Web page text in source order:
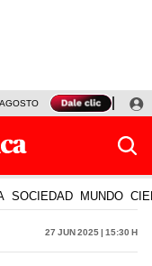
TINKA RESULTADOS
SOCIEDAD MUNDO
27 Jun 2025 | 15:30 h